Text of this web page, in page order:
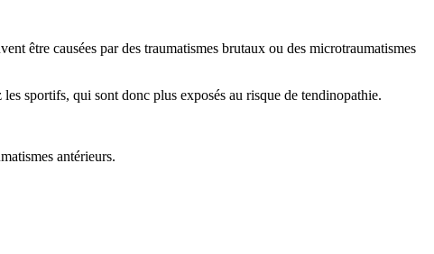
être causées par des traumatismes brutaux ou des microtraumatismes
sportifs, qui sont donc plus exposés au risque de tendinopathie.
antérieurs.